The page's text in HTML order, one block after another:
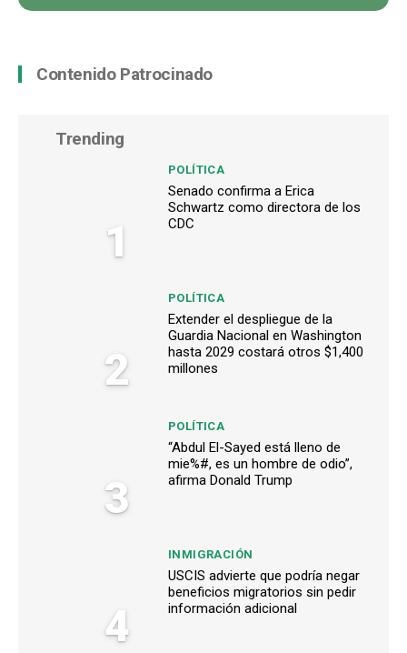
Contenido Patrocinado
Trending
1
POLÍTICA
Senado confirma a Erica
Schwartz como directora de los
CDC
2
POLÍTICA
Extender el despliegue de la
Guardia Nacional en Washington
hasta 2029 costará otros $1,400
millones
3
POLÍTICA
“Abdul El-Sayed está lleno de
mie%#, es un hombre de odio”,
afirma Donald Trump
4
INMIGRACIÓN
USCIS advierte que podría negar
beneficios migratorios sin pedir
información adicional